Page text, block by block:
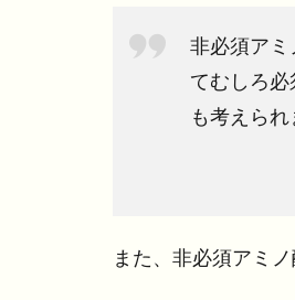
非必須ア
てむしろ
も考えられ
また、非必須アミ